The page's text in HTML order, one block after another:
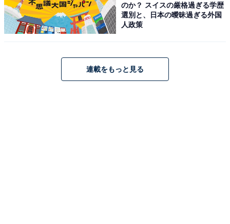
せらぎと片倉山を望む温泉旅館です。自家源泉は肌に優
しい弱アルアリ性単純泉。露天風呂「さるあみの湯」
「かもしかの湯」や大浴場「藤太の湯」「弁天の湯」で
杜ダイニング燈花」などで東北の食材をふんだんに使っ
た料理を堪能。ブックラウンジ「ふくろう」などの館内
のか？ スイスの厳格過ぎる学歴
選別と、日本の曖昧過ぎる外国
人政策
連載をもっと見る